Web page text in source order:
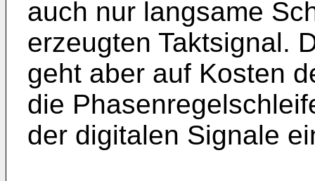
auch nur langsame
erzeugten Taktsignal.
geht aber auf Kosten
die
der digitalen Signale